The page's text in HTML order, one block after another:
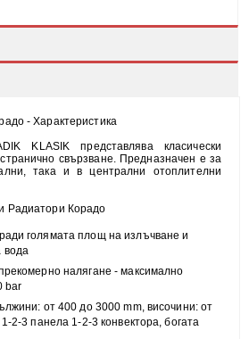
- Характеристика
KLASIK представлява класически
свързване. Предназначен е за
така и в централни отоплителни
Радиатори Корадо
голямата площ на излъчване и
вода
налягане - максимално
bar
от 400 до 3000 mm, височини:от
2-3 панела 1-2-3 конвектора, богата